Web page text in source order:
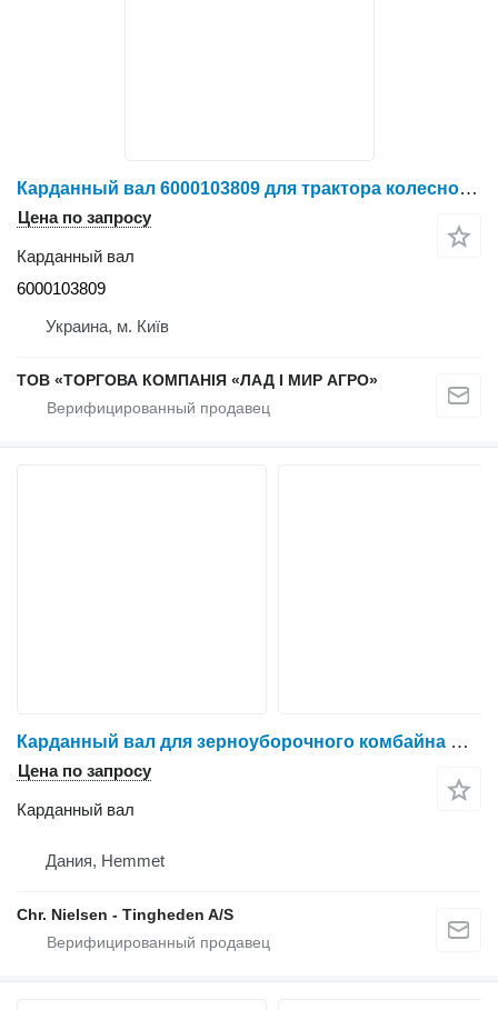
Карданный вал 6000103809 для трактора колесного Claas Axion
Цена по запросу
Карданный вал
6000103809
Украина, м. Київ
ТОВ «ТОРГОВА КОМПАНІЯ «ЛАД І МИР АГРО»
Карданный вал для зерноуборочного комбайна Claas Dominator 98
Цена по запросу
Карданный вал
Дания, Hemmet
Chr. Nielsen - Tingheden A/S